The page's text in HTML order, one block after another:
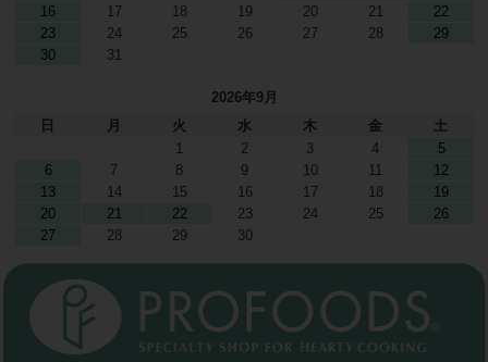
16
17 18 19 20 21
22
23
24 25 26 27 28
29
30
31
2026年9月
日
月 火 水 木 金
土
1
2 3 4
5
6
7 8 9 10 11
12
13
14 15 16 17 18
19
20
21 22 23 24 25
26
27
28 29 30